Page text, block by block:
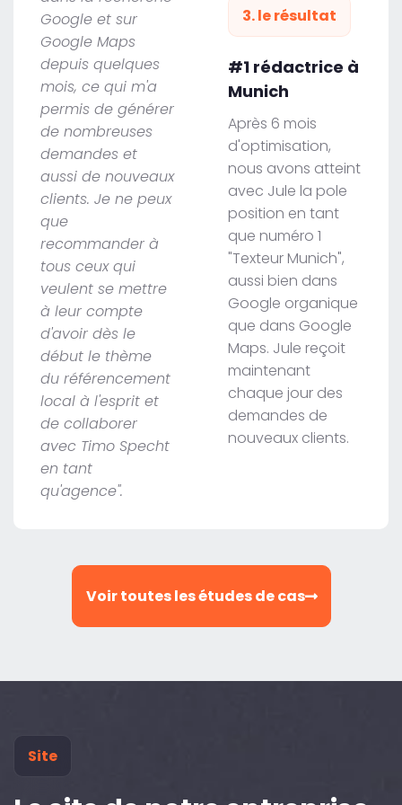
Google et sur
Google Maps
depuis quelques
mois, ce qui m'a
permis de générer
de nombreuses
demandes et
aussi de nouveaux
clients. Je ne peux
que
recommander à
tous ceux qui
veulent se mettre
à leur compte
d'avoir dès le
début le thème
du référencement
local à l'esprit et
de collaborer
avec Timo Specht
en tant
qu'agence".
3. le résultat
#1 rédactrice à
Munich
Après 6 mois
d'optimisation,
nous avons atteint
avec Jule la pole
position en tant
que numéro 1
"Texteur Munich",
aussi bien dans
Google organique
que dans Google
Maps. Jule reçoit
maintenant
chaque jour des
demandes de
nouveaux clients.
Voir toutes les études de cas
Site